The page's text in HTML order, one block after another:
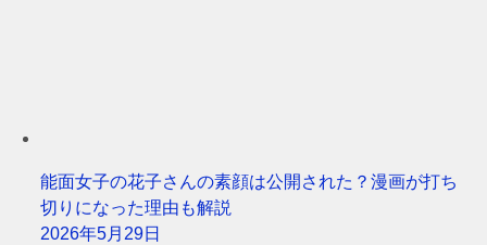
能面女子の花子さんの素顔は公開された？漫画が打ち
切りになった理由も解説
2026年5月29日